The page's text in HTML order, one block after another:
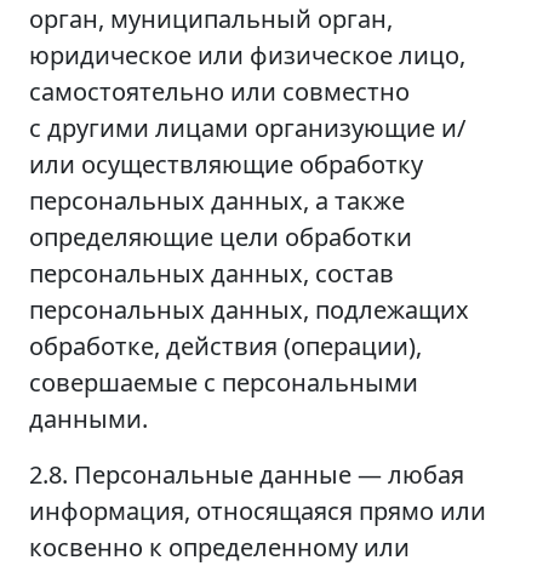
орган, муниципальный орган,
юридическое или физическое лицо,
самостоятельно или совместно
с другими лицами организующие и/
или осуществляющие обработку
персональных данных, а также
определяющие цели обработки
персональных данных, состав
персональных данных, подлежащих
обработке, действия (операции),
совершаемые с персональными
данными.
2.8. Персональные данные — любая
информация, относящаяся прямо или
косвенно к определенному или